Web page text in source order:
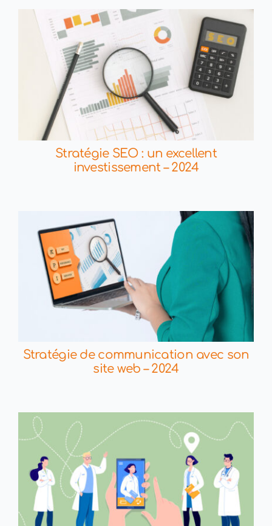
Stratégie SEO : un excellent
investissement – 2024
Stratégie de communication avec son
site web – 2024